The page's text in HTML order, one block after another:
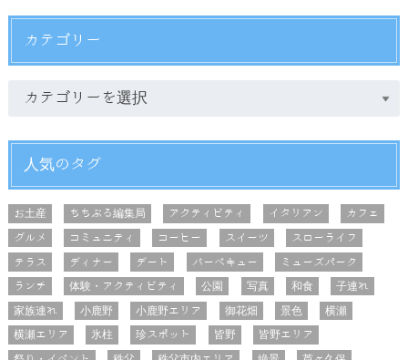
カテゴリー
人気のタグ
お土産 ちちぶる編集局 アクティビティ イタリアン
カフェ
グルメ
コミュニティ コーヒー スイーツ
スローライフ
テラス
ディナー デート バーベキュー
ミューズパーク
ランチ
体験・アクティビティ 公園 写真 和食
子連れ
家族連れ
小鹿野 小鹿野エリア 御花畑 景色
横瀬
横瀬エリア
氷柱 珍スポット 皆野
皆野エリア